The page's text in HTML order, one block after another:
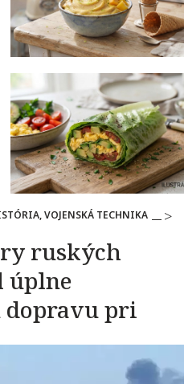
VOJENSKÁ TECHNIKA